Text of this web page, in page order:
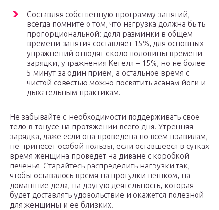
Составляя собственную программу занятий,
всегда помните о том, что нагрузка должна быть
пропорциональной: доля разминки в общем
времени занятия составляет 15%, для основных
упражнений отводят около половины времени
зарядки, упражнения Кегеля – 15%, но не более
5 минут за один прием, а остальное время с
чистой совестью можно посвятить асанам йоги и
дыхательным практикам.
Не забывайте о необходимости поддерживать свое
тело в тонусе на протяжении всего дня. Утренняя
зарядка, даже если она проведена по всем правилам,
не принесет особой пользы, если оставшееся в сутках
время женщина проведет на диване с коробкой
печенья. Старайтесь распределить нагрузки так,
чтобы оставалось время на прогулки пешком, на
домашние дела, на другую деятельность, которая
будет доставлять удовольствие и окажется полезной
для женщины и ее близких.